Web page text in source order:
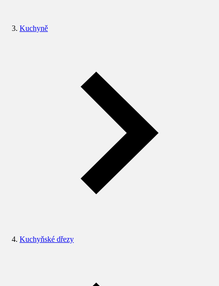
Kuchyně
Kuchyňské dřezy